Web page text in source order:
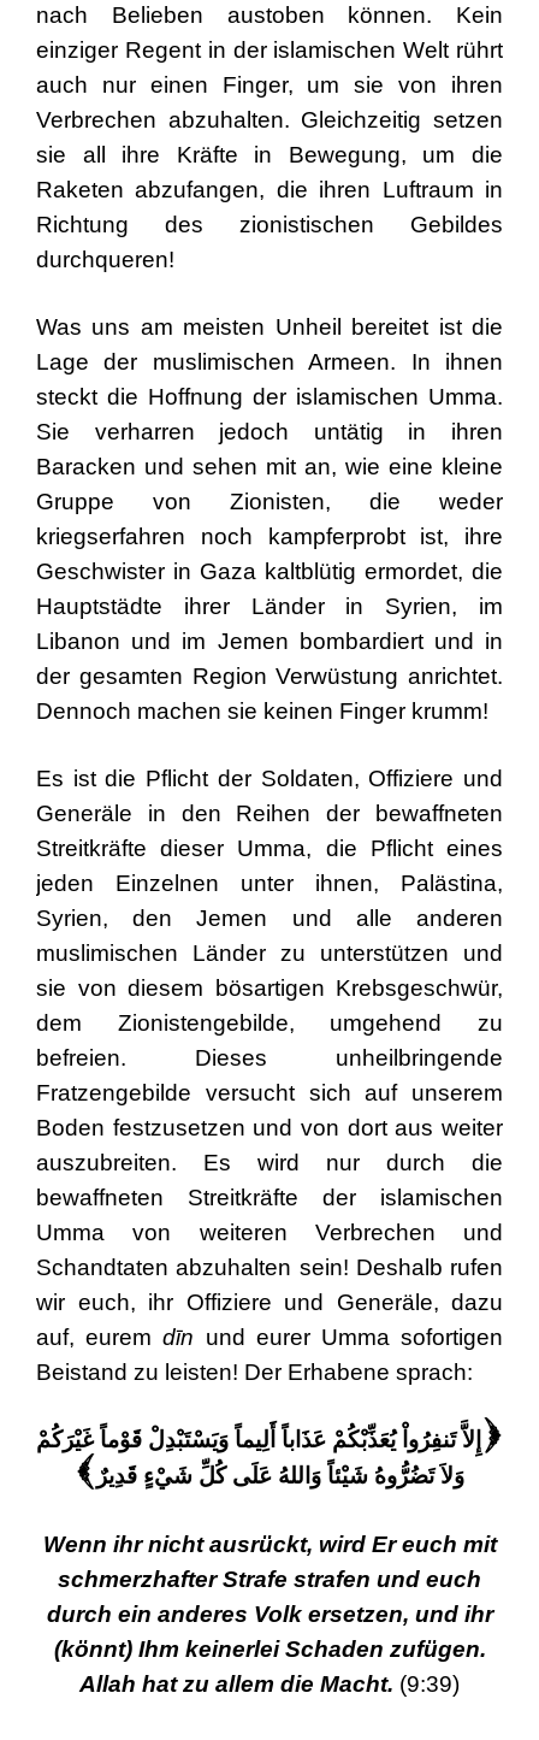
nach Belieben austoben können. Kein
einziger Regent in der islamischen Welt rührt
auch nur einen Finger, um sie von ihren
Verbrechen abzuhalten. Gleichzeitig setzen
sie all ihre Kräfte in Bewegung, um die
Raketen abzufangen, die ihren Luftraum in
Richtung des zionistischen Gebildes
durchqueren!
Was uns am meisten Unheil bereitet ist die
Lage der muslimischen Armeen. In ihnen
steckt die Hoffnung der islamischen Umma.
Sie verharren jedoch untätig in ihren
Baracken und sehen mit an, wie eine kleine
Gruppe von Zionisten, die weder
kriegserfahren noch kampferprobt ist, ihre
Geschwister in Gaza kaltblütig ermordet, die
Hauptstädte ihrer Länder in Syrien, im
Libanon und im Jemen bombardiert und in
der gesamten Region Verwüstung anrichtet.
Dennoch machen sie keinen Finger krumm!
Es ist die Pflicht der Soldaten, Offiziere und
Generäle in den Reihen der bewaffneten
Streitkräfte dieser Umma, die Pflicht eines
jeden Einzelnen unter ihnen, Palästina,
Syrien, den Jemen und alle anderen
muslimischen Länder zu unterstützen und
sie von diesem bösartigen Krebsgeschwür,
dem Zionistengebilde, umgehend zu
befreien. Dieses unheilbringende
Fratzengebilde versucht sich auf unserem
Boden festzusetzen und von dort aus weiter
auszubreiten. Es wird nur durch die
bewaffneten Streitkräfte der islamischen
Umma von weiteren Verbrechen und
Schandtaten abzuhalten sein! Deshalb rufen
wir euch, ihr Offiziere und Generäle, dazu
auf, euremdīn und eurer Umma sofortigen
Beistand zu leisten! Der Erhabene sprach:
( إِلاَّ تَنفِرُواْ يُعَذِّبْكُمْ عَذَاباً أَلِيماً وَيَسْتَبْدِلْ قَوْماً غَيْرَكُمْ
وَلاَ تَضُرُّوهُ شَيْئاً وَاللهُ عَلَى كُلِّ شَيْءٍ قَدِيرٌ )
Wenn ihr nicht ausrückt, wird Er euch mit
schmerzhafter Strafe strafen und euch
durch ein anderes Volk ersetzen, und ihr
(könnt) Ihm keinerlei Schaden zufügen.
Allah hat zu allem die Macht. (9:39)